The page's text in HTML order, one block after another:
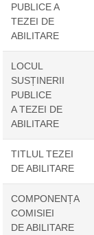
PUBLICE A
TEZEI DE
ABILITARE
LOCUL
SUSȚINERII
PUBLICE
A TEZEI DE
ABILITARE
TITLUL TEZEI
DE ABILITARE
COMPONENȚA
COMISIEI
DE ABILITARE